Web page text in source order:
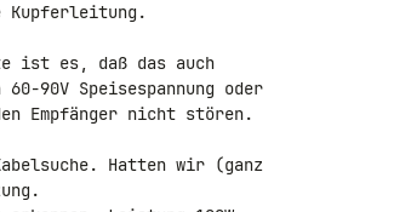
Kupferleitung.
ist es, daß das auch
90V Speisespannung oder
Empfänger nicht stören.
Hatten wir (ganz